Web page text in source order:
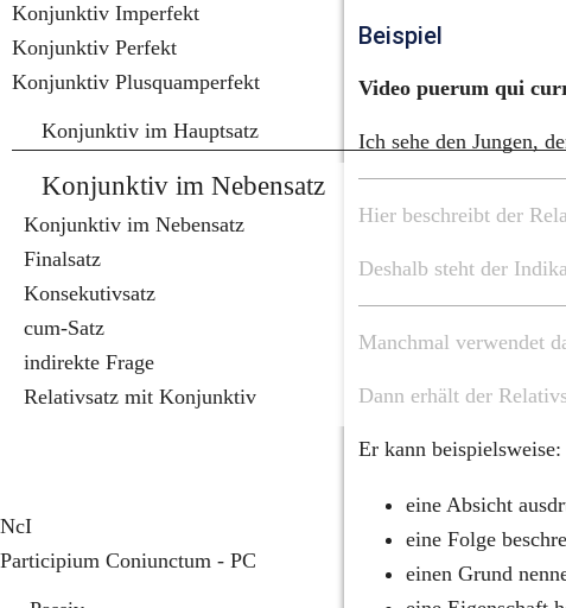
Konjunktiv Imperfekt
Konjunktiv Perfekt
Konjunktiv Plusquamperfekt
Konjunktiv im Hauptsatz
Konjunktiv im Nebensatz
Konjunktiv im Nebensatz
Finalsatz
Konsekutivsatz
cum-Satz
indirekte Frage
Relativsatz mit Konjunktiv
NcI
Participium Coniunctum - PC
Beispiel
Video puerum qui
Ich sehe den Jungen,
Hier beschreibt der
Deshalb steht der
Manchmal verwendet
Dann erhält der
Er kann beispielsweise:
eine Absicht
eine Folge
einen Grund